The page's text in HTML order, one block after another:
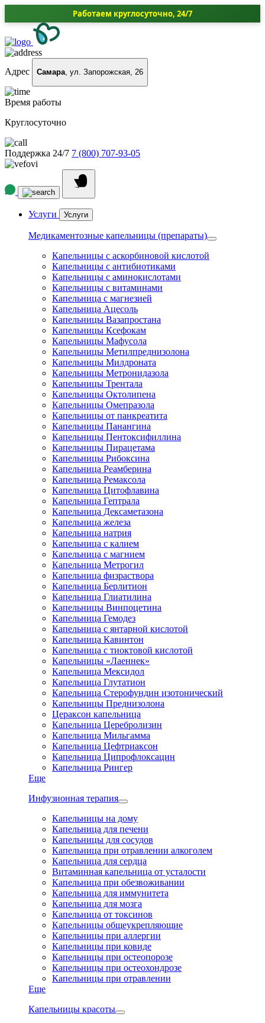
Работаем круглосуточно, 24/7
Адрес Самара, ул. Запорожская, 26
Время работы
Круглосуточно
Поддержка 24/7 7 (800) 707-93-05
Услуги Услуги
Медикаментозные капельницы (препараты)
Капельницы с аскорбиновой кислотой
Капельницы с антибиотиками
Капельницы с аминокислотами
Капельницы с витаминами
Капельница с магнезией
Капельница Ацесоль
Капельницы Вазапростана
Капельницы Ксефокам
Капельницы Мафусола
Капельницы Метилпреднизолона
Капельницы Милдроната
Капельницы Метронидазола
Капельницы Трентала
Капельницы Октолипена
Капельницы Омепразола
Капельницы от панкреатита
Капельницы Панангина
Капельницы Пентоксифиллина
Капельницы Пирацетама
Капельницы Рибоксина
Капельница Реамберина
Капельница Ремаксола
Капельница Цитофлавина
Капельница Гептрала
Капельница Дексаметазона
Капельница железа
Капельница натрия
Капельница с калием
Капельница с магнием
Капельница Метрогил
Капельница физраствора
Капельница Берлитион
Капельница Глиатилина
Капельницы Винпоцетина
Капельница Гемодез
Капельница с янтарной кислотой
Капельница Кавинтон
Капельница с тиоктовой кислотой
Капельницы «Лаеннек»
Капельница Мексидол
Капельница Глутатион
Капельница Стерофундин изотонический
Капельницы Преднизолона
Цераксон капельница
Капельница Церебролизин
Капельница Мильгамма
Капельница Цефтриаксон
Капельница Ципрофлоксацин
Капельница Рингер
Еще
Инфузионная терапия
Капельницы на дому
Капельница для печени
Капельницы для сосудов
Капельница при отравлении алкоголем
Капельница для сердца
Витаминная капельница от усталости
Капельница при обезвоживании
Капельница для иммунитета
Капельница для мозга
Капельница от токсинов
Капельницы общеукрепляющие
Капельницы при аллергии
Капельницы при ковиде
Капельницы при остеопорозе
Капельницы при остеохондрозе
Капельницы при отравлении
Еще
Капельницы красоты